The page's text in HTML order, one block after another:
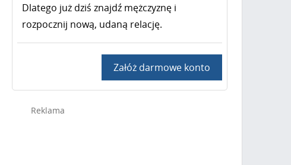
Dlatego już dziś znajdź mężczyznę i
rozpocznij nową, udaną relację.
Załóż darmowe konto
Reklama